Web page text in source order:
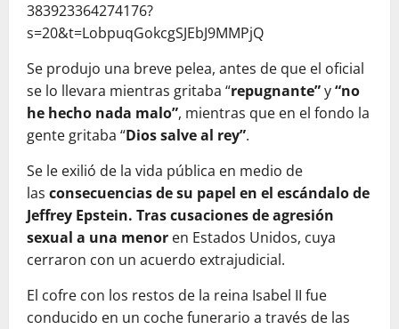
383923364274176?
s=20&t=LobpuqGokcgSJEbJ9MMPjQ
Se produjo una breve pelea, antes de que el oficial
se lo llevara mientras gritaba “repugnante”y“no
he hecho nada malo”, mientras que en el fondo la
gente gritaba “Dios salve al rey”.
Se le exilió de la vida pública en medio de
las consecuencias de su papel en el escándalo de
Jeffrey Epstein. Tras cusaciones de agresión
sexual a una menor en Estados Unidos, cuya
cerraron con un acuerdo extrajudicial.
El cofre con los restos de la reina Isabel II fue
conducido en un coche funerario a través de las